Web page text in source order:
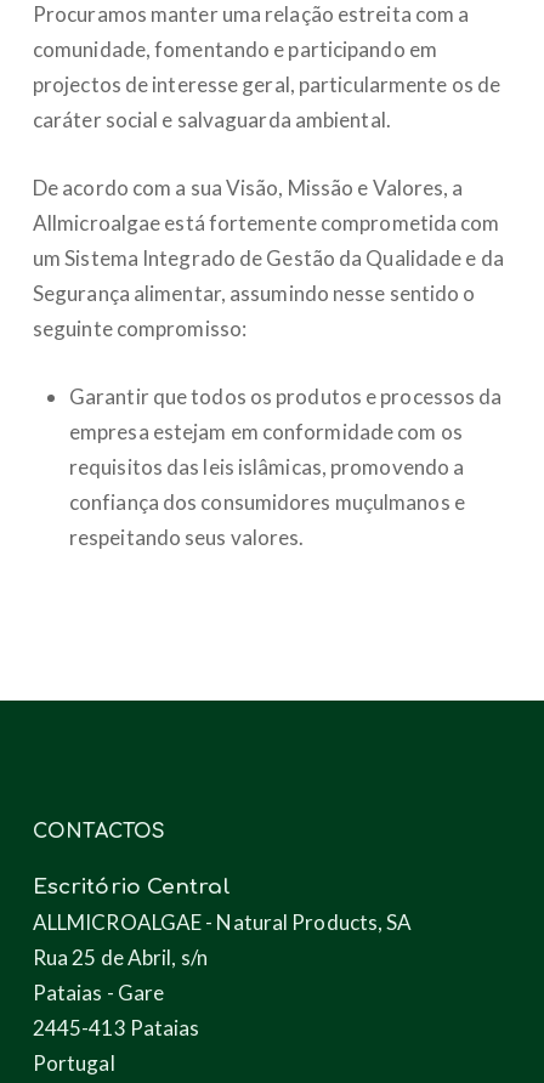
Procuramos manter uma relação estreita com a
comunidade, fomentando e participando em
projectos de interesse geral, particularmente os de
caráter social e salvaguarda ambiental.
De acordo com a sua Visão, Missão e Valores, a
Allmicroalgae está fortemente comprometida com
um Sistema Integrado de Gestão da Qualidade e da
Segurança alimentar, assumindo nesse sentido o
seguinte compromisso:
Garantir que todos os produtos e processos da
empresa estejam em conformidade com os
requisitos das leis islâmicas, promovendo a
confiança dos consumidores muçulmanos e
respeitando seus valores.
CONTACTOS
Escritório Central
ALLMICROALGAE - Natural Products, SA
Rua 25 de Abril, s/n
Pataias - Gare
2445-413 Pataias
Portugal